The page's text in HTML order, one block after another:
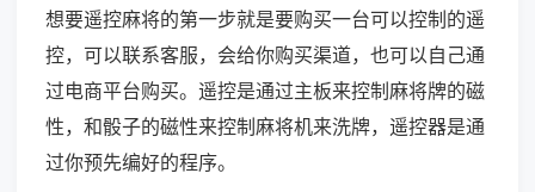
想要遥控麻将的第一步就是要购买一台可以控制的遥
控，可以联系客服，会给你购买渠道，也可以自己通
过电商平台购买。遥控是通过主板来控制麻将牌的磁
性，和骰子的磁性来控制麻将机来洗牌，遥控器是通
过你预先编好的程序。